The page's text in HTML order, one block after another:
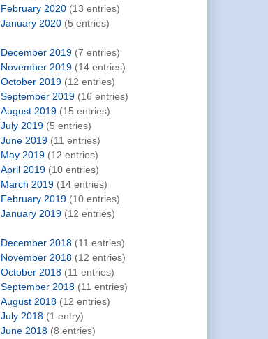
February 2020 (13 entries)
January 2020 (5 entries)
December 2019 (7 entries)
November 2019 (14 entries)
October 2019 (12 entries)
September 2019 (16 entries)
August 2019 (15 entries)
July 2019 (5 entries)
June 2019 (11 entries)
May 2019 (12 entries)
April 2019 (10 entries)
March 2019 (14 entries)
February 2019 (10 entries)
January 2019 (12 entries)
December 2018 (11 entries)
November 2018 (12 entries)
October 2018 (11 entries)
September 2018 (11 entries)
August 2018 (12 entries)
July 2018 (1 entry)
June 2018 (8 entries)